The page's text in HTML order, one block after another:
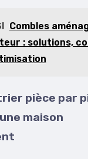
Combles
: solutions,
pièce par
maison